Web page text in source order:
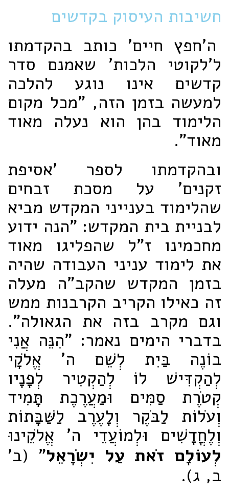
חשיבות העיסוק בקדשים
ה'חפץ חיים' כותב בהקדמתו
ל'לקוטי הלכות' שאמנם סדר
קדשים אינו נוגע להלכה
למעשה בזמן הזה, "מכל מקום
הלימוד בהן הוא נעלה מאוד
מאוד".
ובהקדמתו לספר 'אסיפת
זקנים' על מסכת זבחים
שהלימוד בענייני המקדש מביא
לבניית בית המקדש: "הנה ידוע
מחכמינו ז"ל שהפליגו מאוד
את לימוד עניני העבודה שהיה
בזמן המקדש שהקב"ה מעלה
זה כאילו הקריב הקרבנות ממש
וגם מקרב בזה את הגאולה".
בדברי הימים נאמר: "הִנֵּה אֲנִי
בוֹנֶה בַּיִת לְשֵׁם ה' אֱלֹקָי
לְהַקְדִּישׁ לוֹ לְהַקְטִיר לְפָנָיו
קְטֹרֶת סַמִּים וּמַעֲרֶכֶת תָּמִיד
וְעֹלוֹת לַבֹּקֶר וְלָעֶרֶב לַשַּׁבָּתוֹת
וְלֶחֳדָשִׁים וּלְמוֹעֲדֵי ה' אֱלֹקֵינוּ
לְעוֹלָם זֹאת עַל יִשְׂרָאֵל" (ב'
ב, ג).